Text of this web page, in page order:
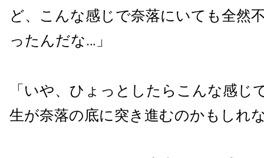
ど、こんな感じで奈落にいても全然
ったんだな…」
「いや、ひょっとしたらこんな感じ
生が奈落の底に突き進むのかもしれ